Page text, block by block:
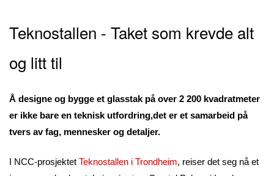
Teknostallen - Taket som krevde alt
og litt til
Å designe og bygge et glasstak på over 2 200 kvadratmeter
er ikke bare en teknisk utfordring,det er et samarbeid på
tvers av fag, mennesker og detaljer.
I NCC-prosjektet Teknostallen i Trondheim, reiser det seg nå et